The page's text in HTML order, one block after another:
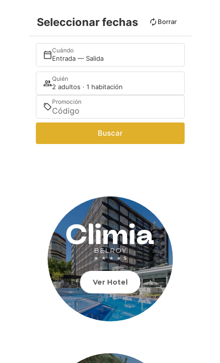
Seleccionar fechas Borrar
Cuándo
Entrada — Salida
Quién
2 adultos · 1 habitación
Promoción
Buscar
Ver Hotel